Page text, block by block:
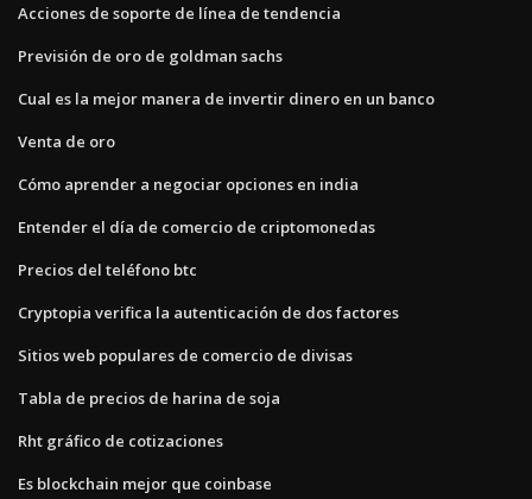
Acciones de soporte de línea de tendencia
Previsión de oro de goldman sachs
Cual es la mejor manera de invertir dinero en un banco
Venta de oro
Cómo aprender a negociar opciones en india
Entender el día de comercio de criptomonedas
Precios del teléfono btc
Cryptopia verifica la autenticación de dos factores
Sitios web populares de comercio de divisas
Tabla de precios de harina de soja
Rht gráfico de cotizaciones
Es blockchain mejor que coinbase